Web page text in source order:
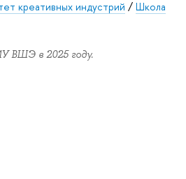
креативных индустрий / Школа
ВШЭ в 2025 году.